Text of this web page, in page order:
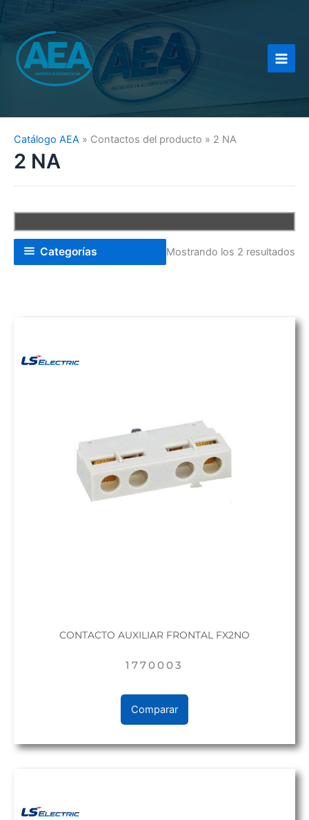
al
contenido
Catálogo AEA » Contactos del producto » 2 NA
2 NA
Categorías Mostrando los 2 resultados
CONTACTO AUXILIAR FRONTAL FX2NO
1770003
Comparar